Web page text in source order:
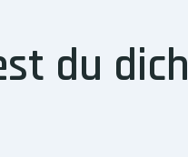
du dich